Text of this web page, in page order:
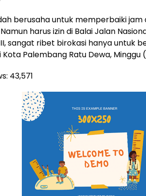
berusaha untuk memperbaiki
harus izin di Balai Jalan
sangat ribet birokasi hanya untuk
Kota Palembang Ratu Dewa,
43,571